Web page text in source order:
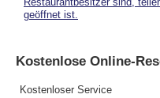
geöffnet ist.
Kostenlose Online-
Kostenloser Service